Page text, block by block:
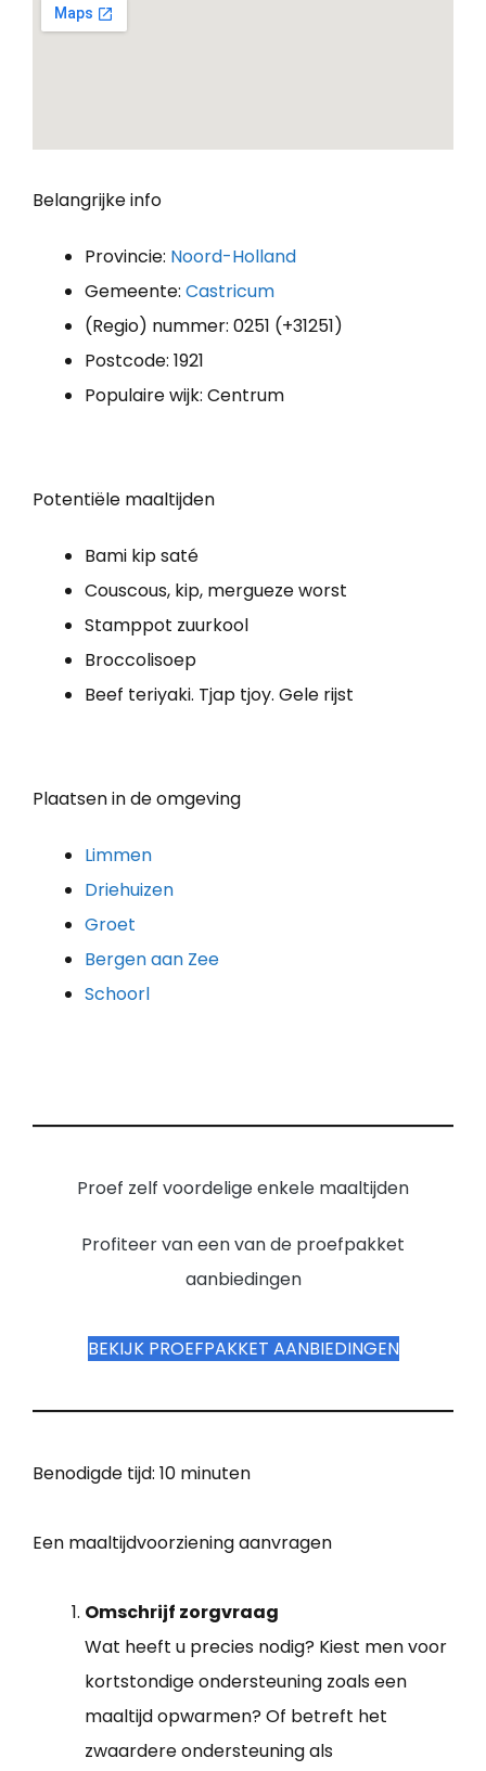
Belangrijke info
Provincie: Noord-Holland
Gemeente: Castricum
(Regio) nummer: 0251 (+31251)
Postcode: 1921
Populaire wijk: Centrum
Potentiële maaltijden
Bami kip saté
Couscous, kip, mergueze worst
Stamppot zuurkool
Broccolisoep
Beef teriyaki. Tjap tjoy. Gele rijst
Plaatsen in de omgeving
Limmen
Driehuizen
Groet
Bergen aan Zee
Schoorl
Proef zelf voordelige enkele maaltijden
Profiteer van een van de proefpakket
aanbiedingen
BEKIJK PROEFPAKKET AANBIEDINGEN
Benodigde tijd: 10 minuten
Een maaltijdvoorziening aanvragen
Omschrijf zorgvraag
Wat heeft u precies nodig? Kiest men voor
kortstondige ondersteuning zoals een
maaltijd opwarmen? Of betreft het
zwaardere ondersteuning als